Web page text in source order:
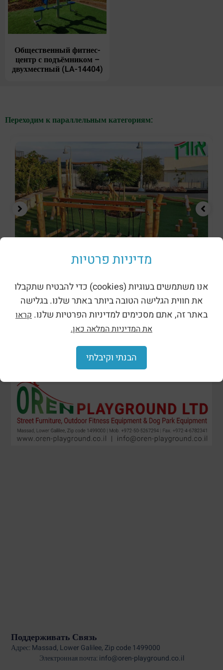
Общественный фитнес-
центр с подъёмником –
двухместный (LA-14404)
Переходим к параллельным категориям:
מתקני נינג’ה רוביניה
Поддерживать Связь
Адрес: Massad, Lower Galilee, Zip code 1499000
Электронная почта: info@oren-playground.co.il
מדיניות פרטיות
אנו משתמשים בעוגיות (cookies) כדי להבטיח שתקבלו
את חווית הגלישה הטובה ביותר באתר שלנו. בגלישה
באתר זה, אתם מסכימים למדיניות הפרטיות שלנו. קראו
את המדיניות המלאה כאן.
הבנתי וקיבלתי